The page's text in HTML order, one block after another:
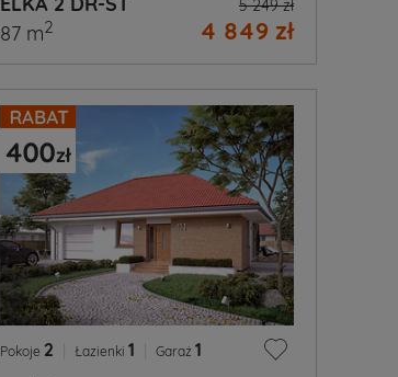
5 249 zł
4 849 zł
87 m2
Pokoje 2 Łazienki 1 Garaż 1